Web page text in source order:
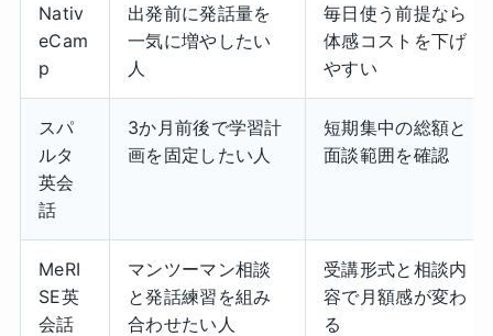
Nativ
eCam
p
出発前に発話量を
一気に増やしたい
人
毎日使う前提なら
体感コストを下げ
やすい
スパ
ルタ
英会
話
3か月前後で学習計
画を固定したい人
短期集中の総額と
面談範囲を確認
MeRI
SE英
会話
マンツーマン相談
と発話練習を組み
合わせたい人
受講形式と相談内
容で月額感が変わ
る